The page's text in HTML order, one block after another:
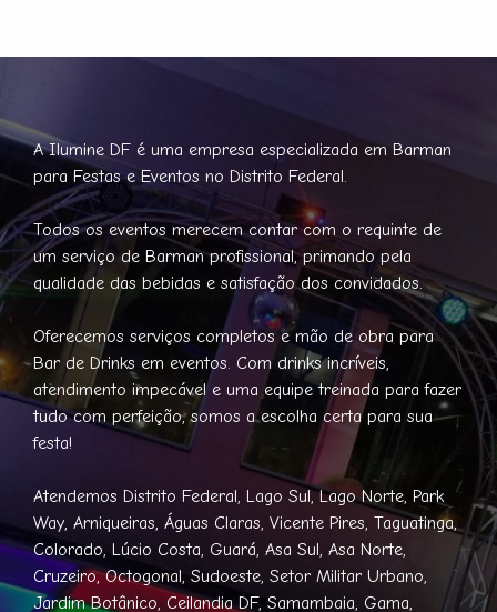
A Ilumine DF é uma empresa especializada em Barman
para Festas e Eventos no Distrito Federal.
Todos os eventos merecem contar com o requinte de
um serviço de Barman profissional, primando pela
qualidade das bebidas e satisfação dos convidados.
Oferecemos serviços completos e mão de obra para
Bar de Drinks em eventos. Com drinks incríveis,
atendimento impecável e uma equipe treinada para fazer
tudo com perfeição, somos a escolha certa para sua
festa!
Atendemos Distrito Federal, Lago Sul, Lago Norte, Park
Way, Arniqueiras, Águas Claras, Vicente Pires, Taguatinga,
Colorado, Lúcio Costa, Guará, Asa Sul, Asa Norte,
Cruzeiro, Octogonal, Sudoeste, Setor Militar Urbano,
Jardim Botânico, Ceilandia DF, Samambaia, Gama,